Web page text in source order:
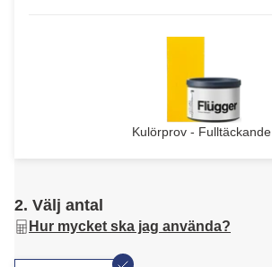
Kulörprov - Fulltäckande
2. Välj antal
Hur mycket ska jag använda?